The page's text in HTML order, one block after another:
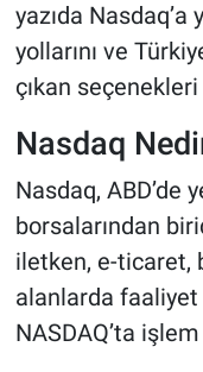
yazıda Nasdaq’a
yollarını ve
çıkan
Nasdaq
Nasdaq, ABD’de
borsalarından
iletken, e-ticaret,
alanlarda
NASDAQ’ta